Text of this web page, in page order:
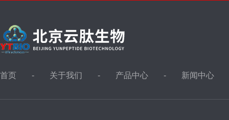
首页 关于我们 产品中心 新闻中心